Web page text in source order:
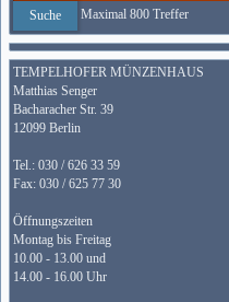
Maximal 800 Treffer
TEMPELHOFER MÜNZENHAUS
Matthias Senger
Bacharacher Str. 39
12099 Berlin
Tel.: 030 / 626 33 59
Fax: 030 / 625 77 30
Öffnungszeiten
Montag bis Freitag
10.00 - 13.00 und
14.00 - 16.00 Uhr